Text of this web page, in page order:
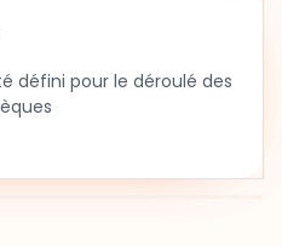
défini pour le déroulé des